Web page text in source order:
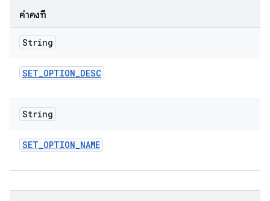
ค่าคงที่
String
SET_OPTION_DESC
String
SET_OPTION_NAME